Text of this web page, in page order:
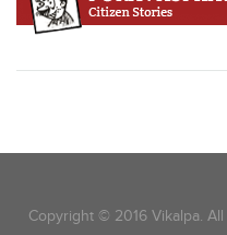
Copyright © 2016 Vikalpa.